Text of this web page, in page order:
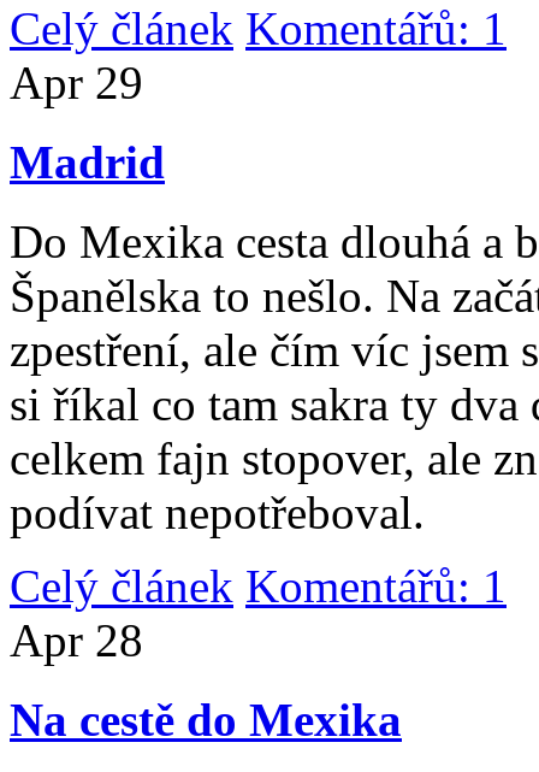
Celý článek Komentářů: 1
Apr 29
Madrid
Do Mexika cesta dlouhá a
Španělska to nešlo. Na
zpestření, ale čím víc jsem
si říkal co tam sakra ty
celkem fajn stopover, ale
podívat nepotřeboval.
Celý článek Komentářů: 1
Apr 28
Na cestě do Mexika